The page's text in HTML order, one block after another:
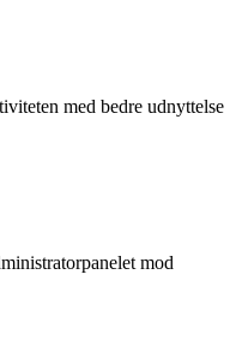
med bedre udnyttelse
mod